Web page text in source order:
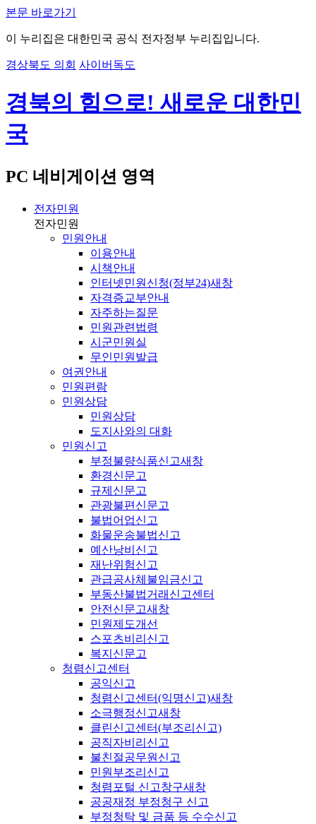
본문 바로가기
이 누리집은 대한민국 공식 전자정부 누리집입니다.
경상북도 의회 사이버독도
경북의 힘으로! 새로운 대한민
국
PC 네비게이션 영역
전자민원
전자민원
민원안내
이용안내
시책안내
인터넷민원신청(정부24)새창
자격증교부안내
자주하는질문
민원관련법령
시군민원실
무인민원발급
여권안내
민원편람
민원상담
민원상담
도지사와의 대화
민원신고
부정불량식품신고새창
환경신문고
규제신문고
관광불편신문고
불법어업신고
화물운송불법신고
예산낭비신고
재난위험신고
관급공사체불임금신고
부동산불법거래신고센터
안전신문고새창
민원제도개선
스포츠비리신고
복지신문고
청렴신고센터
공익신고
청렴신고센터(익명신고)새창
소극행정신고새창
클린신고센터(부조리신고)
공직자비리신고
불친절공무원신고
민원부조리신고
청렴포털 신고창구새창
공공재정 부정청구 신고
부정청탁 및 금품 등 수수신고